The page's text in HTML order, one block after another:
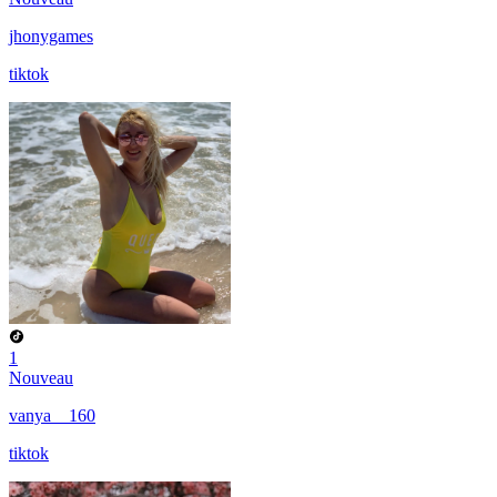
jhonygames
tiktok
1
Nouveau
vanya__160
tiktok